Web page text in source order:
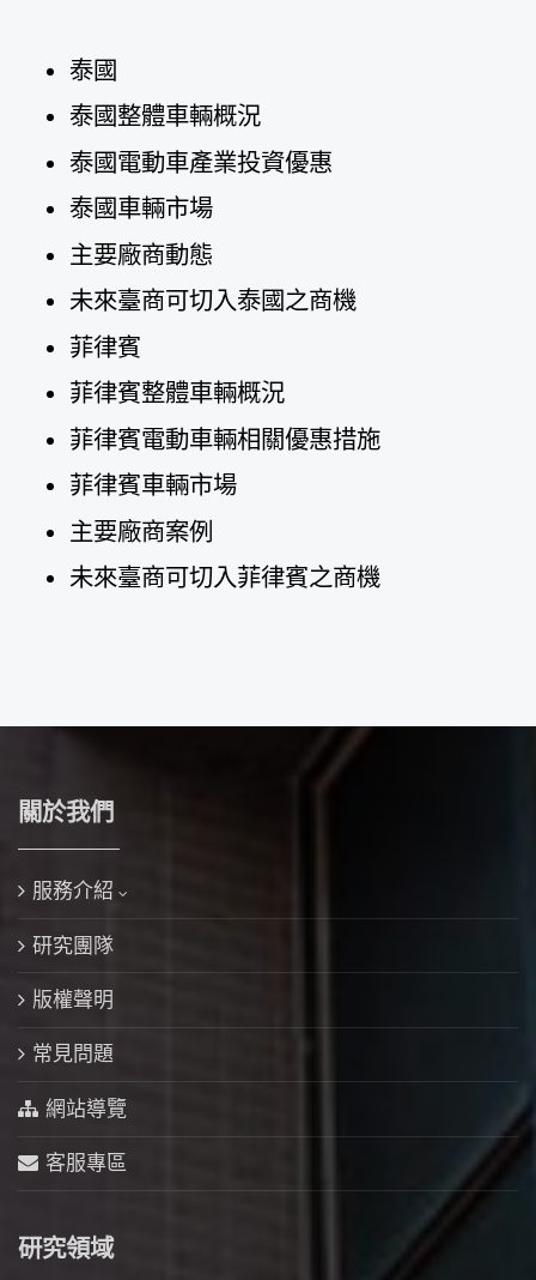
泰國
泰國整體車輛概況
泰國電動車產業投資優惠
泰國車輛市場
主要廠商動態
未來臺商可切入泰國之商機
菲律賓
菲律賓整體車輛概況
菲律賓電動車輛相關優惠措施
菲律賓車輛市場
主要廠商案例
未來臺商可切入菲律賓之商機
關於我們
服務介紹
研究團隊
版權聲明
常見問題
網站導覽
客服專區
研究領域